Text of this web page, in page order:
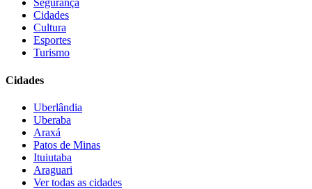
Segurança
Cidades
Cultura
Esportes
Turismo
Cidades
Uberlândia
Uberaba
Araxá
Patos de Minas
Ituiutaba
Araguari
Ver todas as cidades